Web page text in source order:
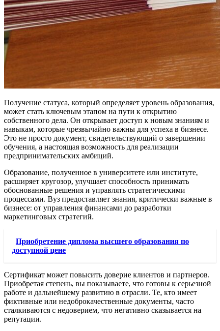
Получение статуса, который определяет уровень образования,
может стать ключевым этапом на пути к открытию
собственного дела. Он открывает доступ к новым знаниям и
навыкам, которые чрезвычайно важны для успеха в бизнесе.
Это не просто документ, свидетельствующий о завершении
обучения, а настоящая возможность для реализации
предпринимательских амбиций.
Образование, полученное в университете или институте,
расширяет кругозор, улучшает способность принимать
обоснованные решения и управлять стратегическими
процессами. Вуз предоставляет знания, критически важные в
бизнесе: от управления финансами до разработки
маркетинговых стратегий.
Приобретение диплома высшего образования по
доступной цене
Сертификат может повысить доверие клиентов и партнеров.
Приобретая степень, вы показываете, что готовы к серьезной
работе и дальнейшему развитию в отрасли. Те, кто имеет
фиктивные или недоброкачественные документы, часто
сталкиваются с недоверием, что негативно сказывается на
репутации.